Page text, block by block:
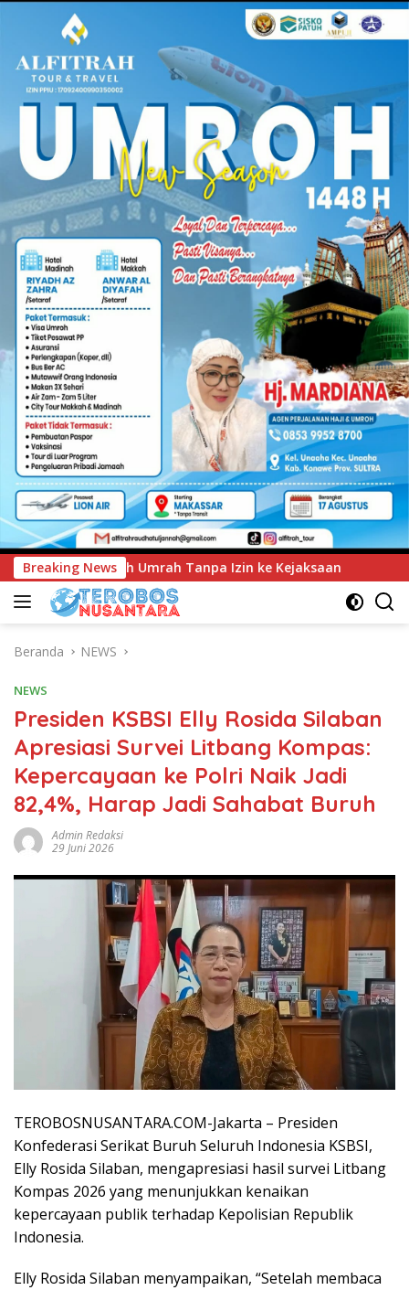
Breaking News
ke Kejaksaan UNIMEN Tambah Delapan
Beranda NEWS
NEWS
Presiden KSBSI Elly Rosida Silaban
Apresiasi Survei Litbang Kompas:
Kepercayaan ke Polri Naik Jadi
82,4%, Harap Jadi Sahabat Buruh
Admin Redaksi
29 Juni 2026
TEROBOSNUSANTARA.COM-Jakarta – Presiden
Konfederasi Serikat Buruh Seluruh Indonesia KSBSI,
Elly Rosida Silaban, mengapresiasi hasil survei Litbang
Kompas 2026 yang menunjukkan kenaikan
kepercayaan publik terhadap Kepolisian Republik
Indonesia.
Elly Rosida Silaban menyampaikan, “Setelah membaca